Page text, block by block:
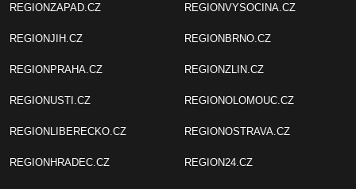
REGIONZAPAD.CZ
REGIONJIH.CZ
REGIONPRAHA.CZ
REGIONUSTI.CZ
REGIONLIBERECKO.CZ
REGIONHRADEC.CZ
REGIONVYSOCINA.CZ
REGIONBRNO.CZ
REGIONZLIN.CZ
REGIONOLOMOUC.CZ
REGIONOSTRAVA.CZ
REGION24.CZ